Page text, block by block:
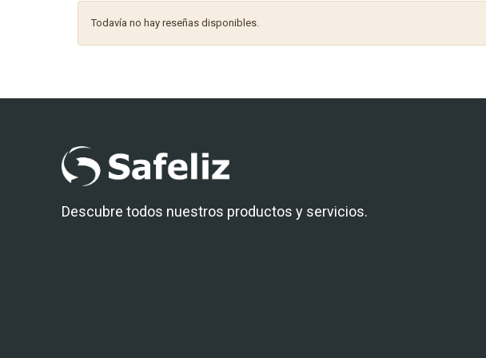
Todavía no hay reseñas disponibles.
Descubre todos nuestros productos y servicios.